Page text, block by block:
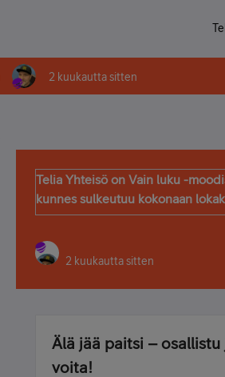
2 kuukautta sitten
Telia Yhteisö on Vain luku -
kunnes sulkeutuu kokonaan
2 kuukautta sitten
Älä jää paitsi – osallistu
voita!